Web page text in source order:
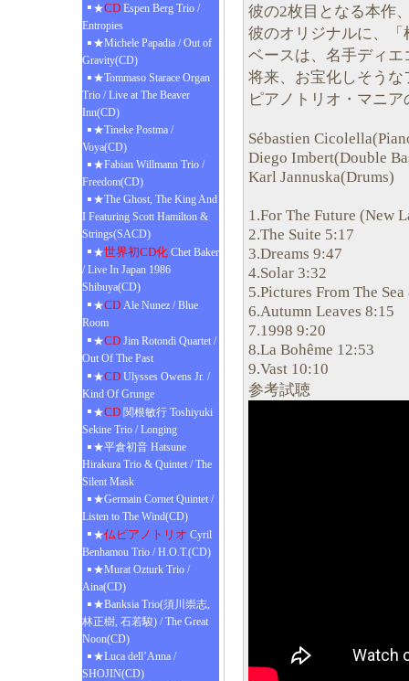
★CD Espen Berg Trio /
Entropies
★Michele Papadia / Out of
Gravity(CD)
★Tommaso Starace Organ
Trio / Live at The Beaver
Inn(CD)
★Tineke Postma /
Voya(CD)
★Fabian Willmann Trio /
Freedom(CD)
★The Ghost, The King And
I Featuring Scott Hamilton &
Strings(SACD)
★世界初CD化 Chet Baker
/ Live In Japan 1986
Shibuya(CD)
★CD Ale Nunez / Blue
Room
★CD Jim Rotondi Quartet /
Out Of The Past
★CD Ulysses Owens Jr. /
Kind Of Grunge
★CD 関根敏行 Toshiyuki
Sekine Trio / Longing
★平倉初音 Hatsune
Hirakura Trio & Quintet / The
Silent Mask
★Germain Cornet Quintet /
Listen to The Wind(CD)
★仏ピアノトリオ Cyril
Benhamou Trio / H.O.T.(CD)
★Murat Ozturk Trio /
Aina(CD)
★Banksia Trio(須川崇志,
林正樹, 石若駿) / The Great
Noon(CD)
★Luca dell’Anna /
SHOJIN(CD)
彼の2枚目となる本作
彼のオリジナルに、
ベースは、名手ディ
将来、お宝化しそう
ピアノトリオ・マニ
Sébastien
Diego Imbert(Double
Karl Jannuska(Drums)
1.For The Future (New
2.The Suite 5:17
3.Dreams 9:47
4.Solar 3:32
5.Pictures From The
6.Autumn Leaves 8:15
7.1998 9:20
8.La Bohême 12:53
9.Vast 10:10
参考試聴